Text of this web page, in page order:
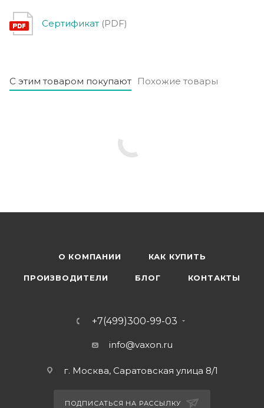
Сертификат (PDF)
С этим товаром покупают Похожие товары
О КОМПАНИИ КАК КУПИТЬ
ПРОИЗВОДИТЕЛИ БЛОГ КОНТАКТЫ
+7(499)300-99-03
info@vaxon.ru
г. Москва, Саратовская улица 8/1
ПОДПИСАТЬСЯ НА РАССЫЛКУ